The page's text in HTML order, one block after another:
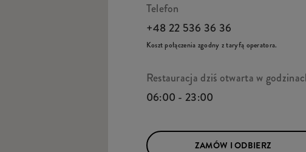
Telefon
+48 22 536 36 36
Koszt połączenia zgodny z taryfą operatora.
Restauracja dziś otwarta w
06:00 - 23:00
ZAMÓW I ODBIERZ